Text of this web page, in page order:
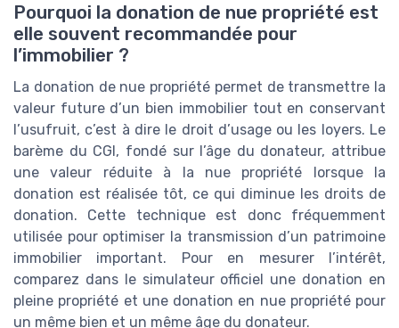
Pourquoi la donation de nue propriété est
elle souvent recommandée pour
l’immobilier ?
La donation de nue propriété permet de transmettre la
valeur future d’un bien immobilier tout en conservant
l’usufruit, c’est à dire le droit d’usage ou les loyers. Le
barème du CGI, fondé sur l’âge du donateur, attribue
une valeur réduite à la nue propriété lorsque la
donation est réalisée tôt, ce qui diminue les droits de
donation. Cette technique est donc fréquemment
utilisée pour optimiser la transmission d’un patrimoine
immobilier important. Pour en mesurer l’intérêt,
comparez dans le simulateur officiel une donation en
pleine propriété et une donation en nue propriété pour
un même bien et un même âge du donateur.